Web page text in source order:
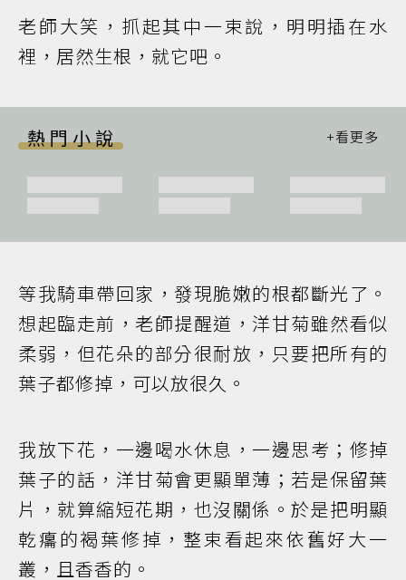
老師大笑，抓起其中一束說，明明插在水
裡，居然生根，就它吧。
熱門小說
等我騎車帶回家，發現脆嫩的根都斷光了。
想起臨走前，老師提醒道，洋甘菊雖然看似
柔弱，但花朵的部分很耐放，只要把所有的
葉子都修掉，可以放很久。
我放下花，一邊喝水休息，一邊思考；修掉
葉子的話，洋甘菊會更顯單薄；若是保留葉
片，就算縮短花期，也沒關係。於是把明顯
乾癟的褐葉修掉，整束看起來依舊好大一
叢，且香香的。